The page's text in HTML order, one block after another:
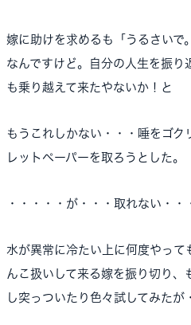
嫁に助けを求めるも「うるさいで
なんですけど。自分の人生を振
も乗り越えて来たやないか！と
もうこれしかない・・・唾をゴク
レットペーパーを取ろうとした。
・・・・・が・・・取れない・・
水が異常に冷たい上に何度やっ
んこ扱いして来る嫁を振り切り
し突っついたり色々試してみたが